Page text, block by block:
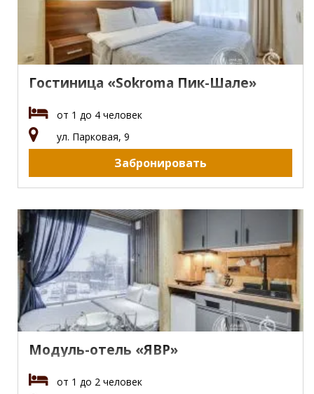
Гостиница «Sokroma Пик-Шале»
от 1 до 4 человек
ул. Парковая, 9
Забронировать
Модуль-отель «ЯВР»
от 1 до 2 человек